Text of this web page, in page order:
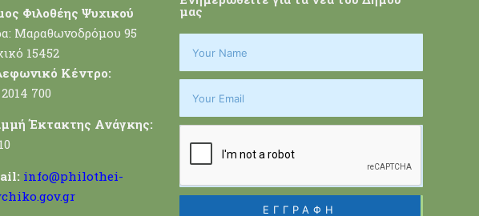
Φιλοθέης Ψυχικού
Μαραθωνοδρόμου 95
15452
Κέντρο:
700
Έκτακτης Ανάγκης:
info@philothei-
μας
ΕΓΓΡΑΦΗ